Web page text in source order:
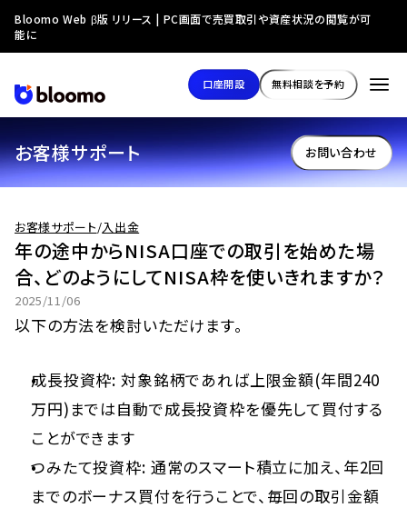
お客様サポート お問い合わせ
お客様サポート/入出金
年の途中からNISA口座での取引を始めた場
合、どのようにしてNISA枠を使いきれますか？
2025/11/06
以下の方法を検討いただけます。
成長投資枠: 対象銘柄であれば上限金額(年間240
万円)までは自動で成長投資枠を優先して買付する
ことができます
つみたて投資枠: 通常のスマート積立に加え、年2回
までのボーナス買付を行うことで、毎回の取引金額
Bloomo Web β版 リリース | PC画面で売買取引や資産状況の閲覧が可
能に
口座開設 無料相談を予約